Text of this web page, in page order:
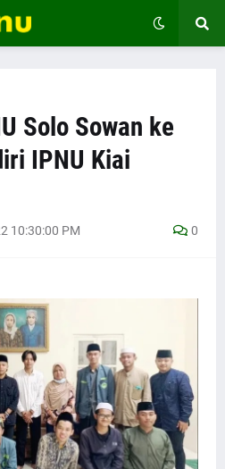
Solo Sowan ke
IPNU Kiai
10:30:00 PM 0